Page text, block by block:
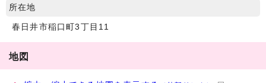
所在地
春日井市稲口町3丁目11
地図